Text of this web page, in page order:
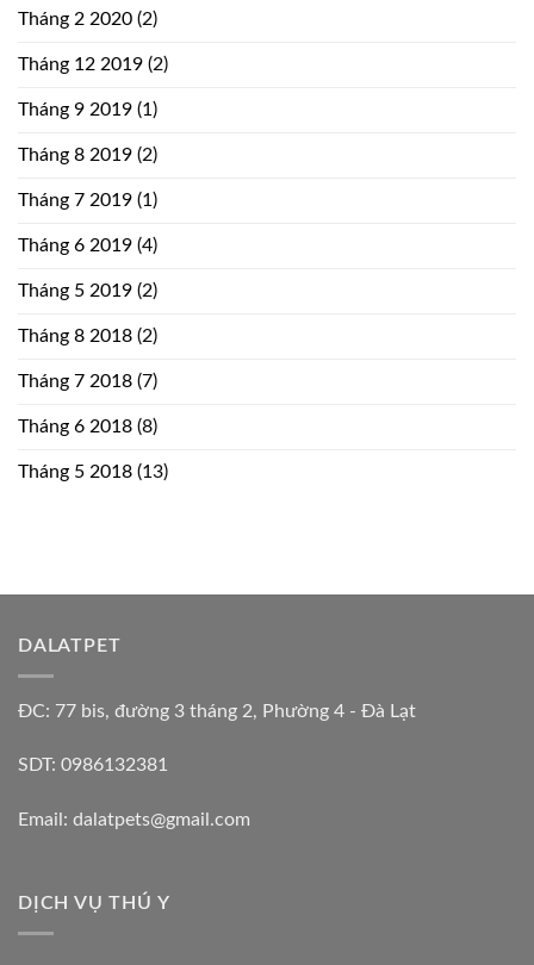
Tháng 2 2020 (2)
Tháng 12 2019 (2)
Tháng 9 2019 (1)
Tháng 8 2019 (2)
Tháng 7 2019 (1)
Tháng 6 2019 (4)
Tháng 5 2019 (2)
Tháng 8 2018 (2)
Tháng 7 2018 (7)
Tháng 6 2018 (8)
Tháng 5 2018 (13)
DALATPET
ĐC: 77 bis, đường 3 tháng 2, Phường 4 - Đà Lạt
SDT: 0986132381
Email: dalatpets@gmail.com
DỊCH VỤ THÚ Y